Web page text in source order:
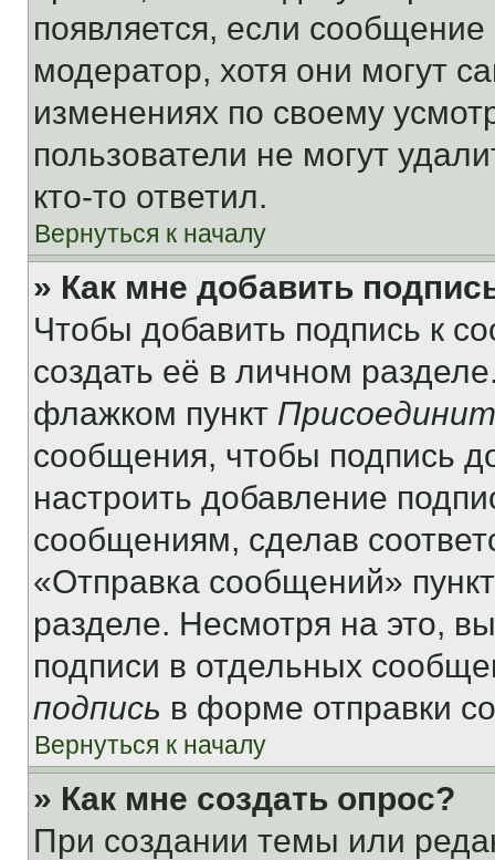
появляется, если
модератор, хотя они могут
изменениях по своему
пользователи не могут
кто-то ответил.
Вернуться к началу
» Как мне добавить
Чтобы добавить подпись к
создать её в личном
флажком пункт
сообщения, чтобы подпись
настроить добавление
сообщениям, сделав
«Отправка сообщений»
разделе. Несмотря на это,
подписи в отдельных
подпись в форме отправки
Вернуться к началу
» Как мне создать опрос?
При создании темы или